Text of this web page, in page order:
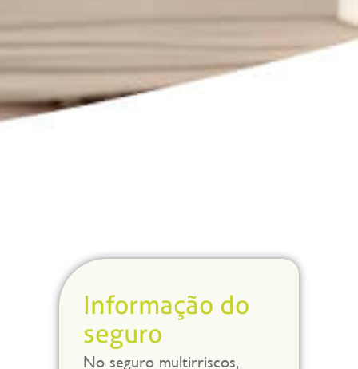
Informação do
seguro
No seguro multirriscos,